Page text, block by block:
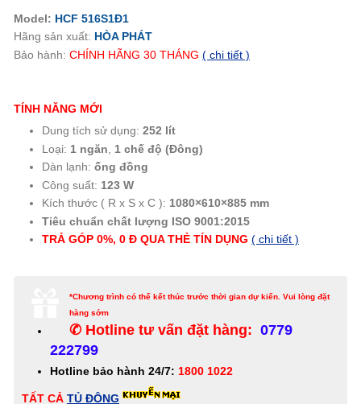
Model: HCF 516S1Đ1
Hãng sản xuất: HÒA PHÁT
Bảo hành: CHÍNH HÃNG 30 THÁNG ( chi tiết )
TÍNH NĂNG MỚI
Dung tích sử dụng: 252 lít
Loại: 1 ngăn
1 chế độ (Đông)
Dàn lạnh: ống đồng
Công suất: 123 W
Kích thước ( R x S x C ): 1080×610×885 mm
Tiêu chuẩn chất lượng ISO 9001:2015
TRẢ GÓP 0%, 0 Đ QUA THẺ TÍN DỤNG ( chi tiết )
*Chương trình có thể kết thúc trước thời gian dự kiến. Vui lòng đặt
hàng sớm
✆ Hotline tư vấn đặt hàng: 0779
222799
Hotline bảo hành 24/7: 1800 1022
TẤT CẢ TỦ ĐÔNG